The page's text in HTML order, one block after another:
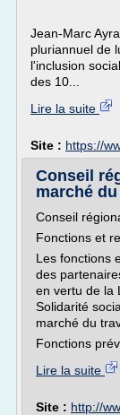
Jean-Marc
pluriannuel de
l'inclusion
des 10...
Lire la suite
Site : https://
Conseil
marché
Conseil
Fonctions et
Les fonctions
des
en vertu de la
Solidarité
marché du
Fonctions
Lire la suite
Site : http://